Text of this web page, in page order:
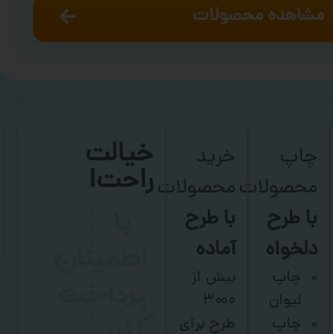
مشاهده محصولات
چاپ
محصولات
با طرح
دلخواه
چاپ
لیوان
چاپ
خرید
محصولات
با طرح
آماده
بیش از
۳۰۰۰
طرح برای
خیالت
راحت!